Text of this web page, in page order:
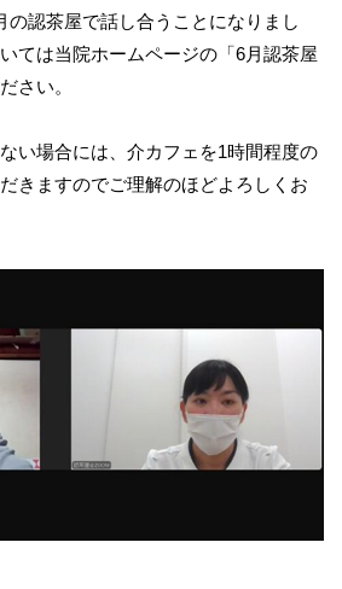
の認茶屋で話し合うことになりまし
ては当院ホームページの「6月認茶屋
さい。
い場合には、介カフェを1時間程度の
きますのでご理解のほどよろしくお